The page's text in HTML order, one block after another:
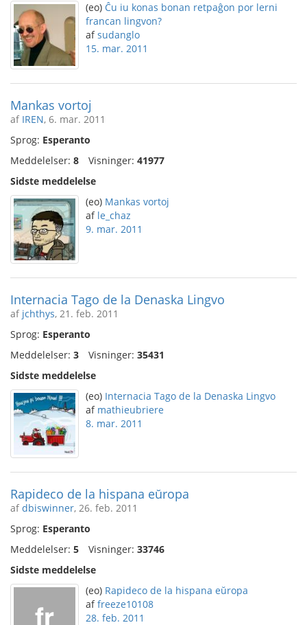
(eo) Ĉu iu konas bonan retpaĝon por lerni
francan lingvon?
afsudanglo
15. mar. 2011
Mankas vortoj
af IREN, 6. mar. 2011
Sprog: Esperanto
Meddelelser: 8 Visninger: 41977
Sidste meddelelse
(eo) Mankas vortoj
af le_chaz
9. mar. 2011
Internacia Tago de la Denaska Lingvo
af jchthys, 21. feb. 2011
Sprog: Esperanto
Meddelelser: 3 Visninger: 35431
Sidste meddelelse
(eo) Internacia Tago de la Denaska Lingvo
af mathieubriere
8. mar. 2011
Rapideco de la hispana eŭropa
afdbiswinner, 26. feb. 2011
Sprog: Esperanto
Meddelelser: 5 Visninger: 33746
Sidste meddelelse
(eo) Rapideco de la hispana eŭropa
affreeze10108
28. feb. 2011